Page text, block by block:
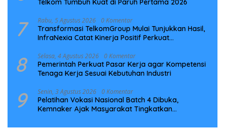
Telkom Tumbuh Kuat di Paruh Pertama 2026
7 Rabu, 5 Agustus 2026 0 Komentar
Transformasi TelkomGroup Mulai Tunjukkan Hasil,
InfraNexia Catat Kinerja Positif Perkuat
8 Selasa, 4 Agustus 2026 0 Komentar
Pemerintah Perkuat Pasar Kerja agar Kompetensi
Tenaga Kerja Sesuai Kebutuhan Industri
9 Senin, 3 Agustus 2026 0 Komentar
Pelatihan Vokasi Nasional Batch 4 Dibuka,
Kemnaker Ajak Masyarakat Tingkatkan